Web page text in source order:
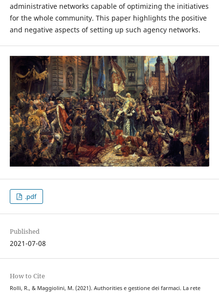
administrative networks capable of optimizing the initiatives
for the whole community. This paper highlights the positive
and negative aspects of setting up such agency networks.
.pdf
Published
2021-07-08
How to Cite
Rolli, R., & Maggiolini, M. (2021). Authorities e gestione dei farmaci. La rete